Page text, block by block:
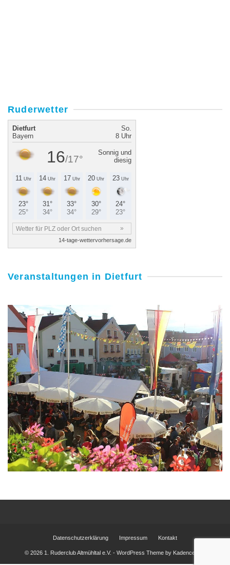
Ruderwetter
Veranstaltungen in Dietfurt
Datenschutzerklärung Impressum Kontakt
© 2026 1. Ruderclub Altmühltal e.V. - WordPress Theme by Kadence WP